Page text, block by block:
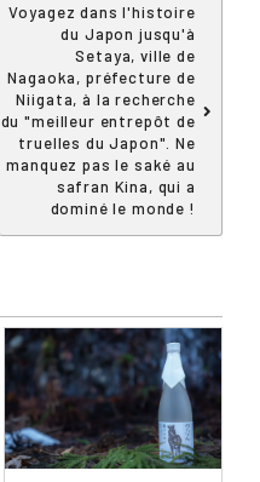
Voyagez dans l'histoire
du Japon jusqu'à
Setaya, ville de
Nagaoka, préfecture de
Niigata, à la recherche
du "meilleur entrepôt de
truelles du Japon". Ne
manquez pas le saké au
safran Kina, qui a
dominé le monde !